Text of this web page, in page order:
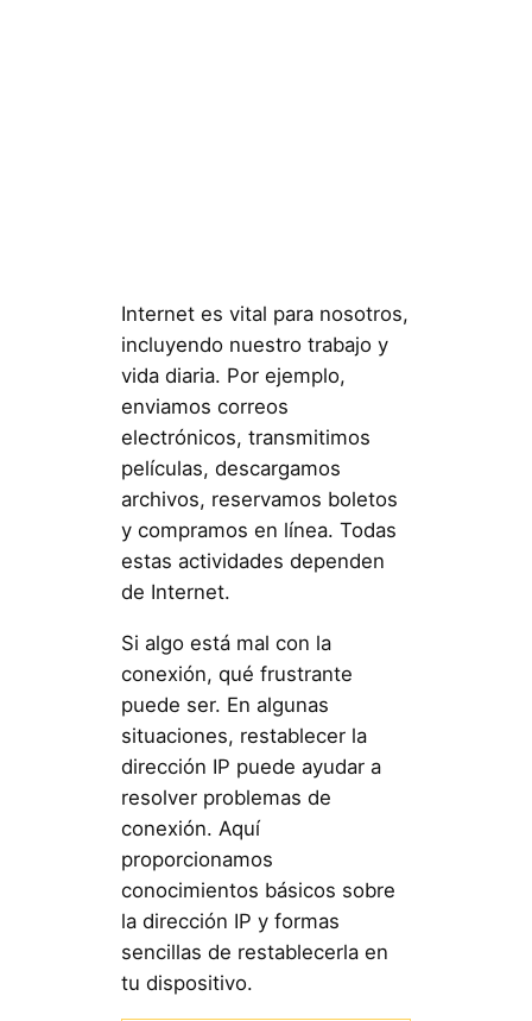
Internet es vital para nosotros,
incluyendo nuestro trabajo y
vida diaria. Por ejemplo,
enviamos correos
electrónicos, transmitimos
películas, descargamos
archivos, reservamos boletos
y compramos en línea. Todas
estas actividades dependen
de Internet.
Si algo está mal con la
conexión, qué frustrante
puede ser. En algunas
situaciones, restablecer la
dirección IP puede ayudar a
resolver problemas de
conexión. Aquí
proporcionamos
conocimientos básicos sobre
la dirección IP y formas
sencillas de restablecerla en
tu dispositivo.